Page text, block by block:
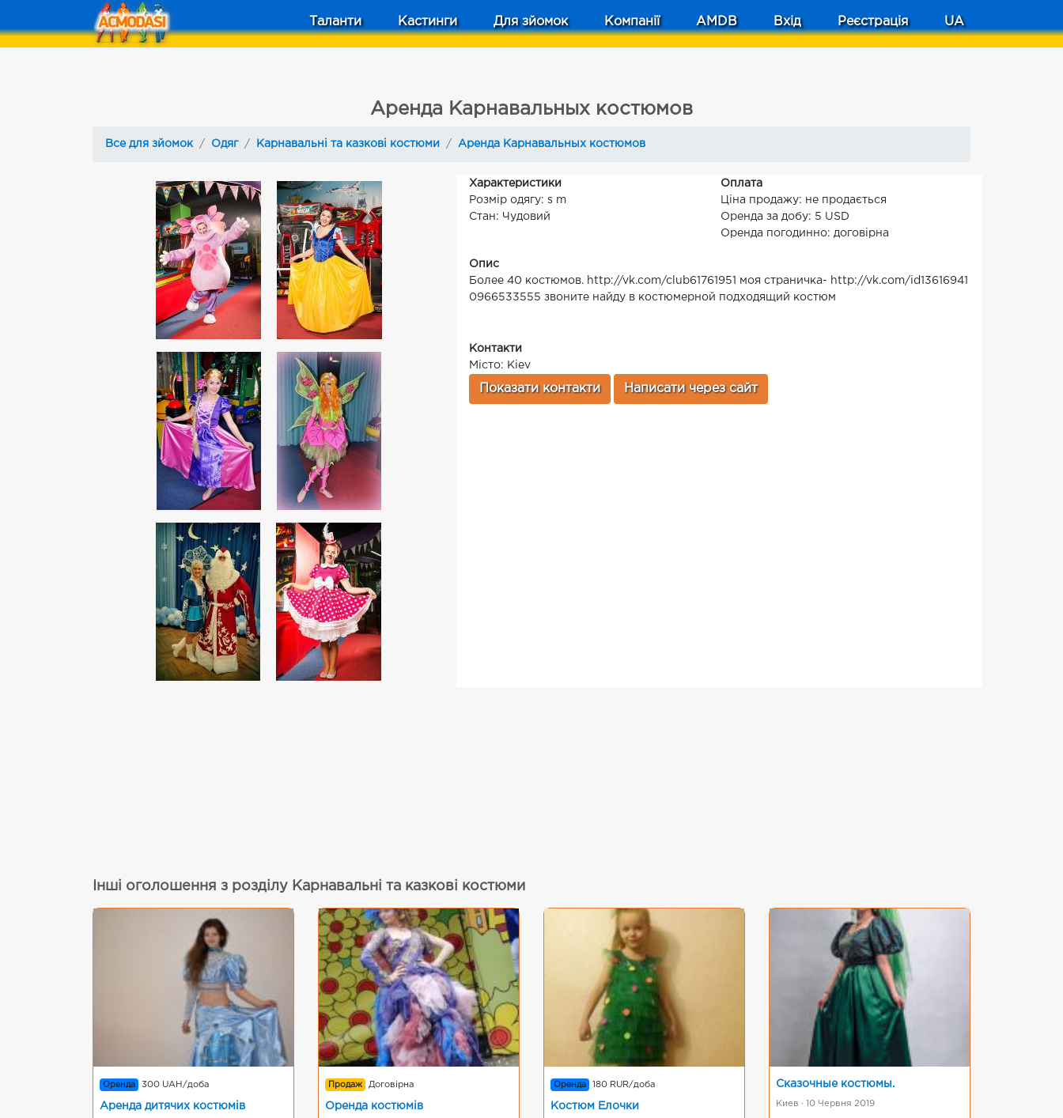
Таланти Кастинги Для зйомок Компанії AMDB Вхід Реєстрація UA
Аренда Карнавальных костюмов
Все для зйомок Одяг Карнавальні та казкові костюми Аренда Карнавальных костюмов
Характеристики
Розмір одягу: s m
Стан: Чудовий
Оплата
Ціна продажу: не продається
Оренда за добу: 5 USD
Оренда погодинно: договірна
Опис
Более 40 костюмов. http://vk.com/club61761951 моя страничка- http://vk.com/id13616941
0966533555 звоните найду в костюмерной подходящий костюм
Контакти
Місто: Kiev
Показати контакти Написати через сайт
Інші оголошення з розділу Карнавальні та казкові костюми
Оренда 300 UAH/доба
Аренда дитячих костюмів
Продаж Договірна
Оренда костюмів
Оренда 180 RUR/доба
Костюм Елочки
Сказочные костюмы.
Киев · 10 Червня 2019